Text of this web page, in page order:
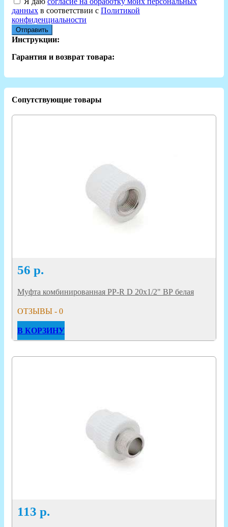
данных в соответствии с Политикой
конфиденциальности
Отправить
Инструкции:
Гарантия и возврат товара:
Сопутствующие товары
56 р.
Муфта комбинированная PP-R D 20х1/2" ВР белая
ОТЗЫВЫ - 0
В КОРЗИНУ
113 р.